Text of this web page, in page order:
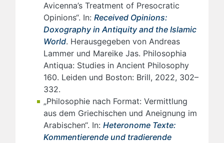
Avicenna’s Treatment of Presocratic
Opinions“. In: Received Opinions:
Doxography in Antiquity and the Islamic
World. Herausgegeben von Andreas
Lammer und Mareike Jas. Philosophia
Antiqua: Studies in Ancient Philosophy
160. Leiden und Boston: Brill, 2022, 302–
332.
„Philosophie nach Format: Vermittlung
aus dem Griechischen und Aneignung im
Arabischen“. In: Heteronome Texte:
Kommentierende und tradierende